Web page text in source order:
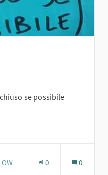
se possibile
0 0